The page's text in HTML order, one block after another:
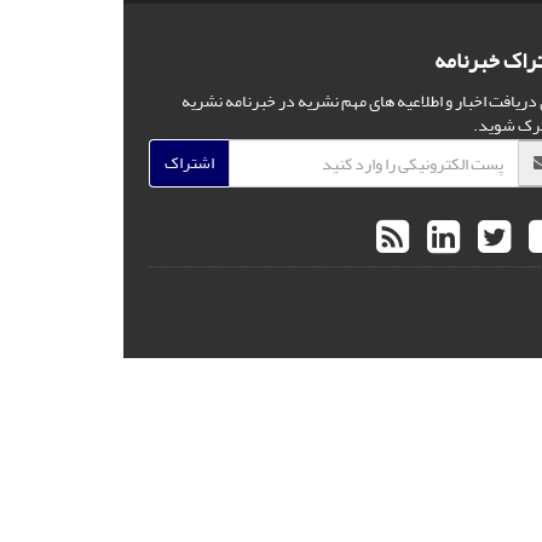
خبرنامه
دریافت اخبار و اطلاعیه های مهم نشریه در خبرنامه نشریه
شوید.
اشتراک